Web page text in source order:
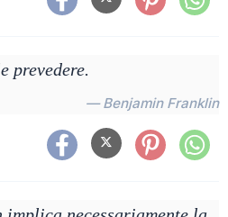
prevedere.
— Benjamin Franklin